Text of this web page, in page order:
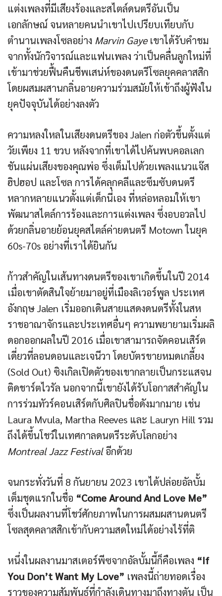
แต่งเพลงที่มีเสียงร้องและสไตล์ดนตรีอันเป็น
เอกลักษณ์ จนหลายคนนำเขาไปเปรียบเทียบกับ
ตำนานเพลงโซลอย่าง Marvin Gayeเขาได้รับคำชม
จากทั้งนักวิจารณ์และแฟนเพลง ว่าเป็นคลื่นลูกใหม่ที่
เข้ามาช่วยฟื้นคืนชีพเสน่ห์ของดนตรีโซลยุคคลาสสิก
โดยผสมผสานกลิ่นอายความร่วมสมัยให้เข้าถึงผู้ฟังใน
ยุคปัจจุบันได้อย่างลงตัว
ความหลงใหลในเสียงดนตรีของ Jalen ก่อตัวขึ้นตั้งแต่
วัยเพียง 11 ขวบ หลังจากที่เขาได้ไปค้นพบคอลเลก
ชันแผ่นเสียงของคุณพ่อ ซึ่งเต็มไปด้วยเพลงแนวแจ๊ส
ฮิปฮอป และโซล การได้คลุกคลีและซึมซับดนตรี
หลากหลายแนวตั้งแต่เด็กนี่เอง ที่หล่อหลอมให้เขา
พัฒนาสไตล์การร้องและการแต่งเพลง ซึ่งอบอวลไป
ด้วยกลิ่นอายย้อนยุคสไตล์ค่ายดนตรี Motown ในยุค
60s-70s อย่างที่เราได้ยินกัน
ก้าวสำคัญในเส้นทางดนตรีของเขาเกิดขึ้นในปี 2014
เมื่อเขาตัดสินใจย้ายมาอยู่ที่เมืองลิเวอร์พูล ประเทศ
อังกฤษ Jalen เริ่มออกเดินสายแสดงดนตรีทั้งในสห
ราชอาณาจักรและประเทศอื่นๆ ความพยายามเริ่มผลิ
ดอกออกผลในปี 2016 เมื่อเขาสามารถจัดคอนเสิร์ต
เดี่ยวที่ลอนดอนและเจนีวา โดยบัตรขายหมดเกลี้ยง
(Sold Out) ซิงเกิลเปิดตัวของเขากลายเป็นกระแสจน
ติดชาร์ตไวรัล นอกจากนี้เขายังได้รับโอกาสสำคัญใน
การร่วมทัวร์คอนเสิร์ตกับศิลปินชื่อดังมากมาย เช่น
Laura Mvula, Martha Reeves และ Lauryn Hill รวม
ถึงได้ขึ้นโชว์ในเทศกาลดนตรีระดับโลกอย่าง
Montreal Jazz Festivalอีกด้วย
จนกระทั่งวันที่ 8 กันยายน 2023 เขาได้ปล่อยอัลบั้ม
เต็มชุดแรกในชื่อ “Come Around And Love Me”
ซึ่งเป็นผลงานที่โชว์ศักยภาพในการผสมผสานดนตรี
โซลสุดคลาสสิกเข้ากับความสดใหม่ได้อย่างไร้ที่ติ
หนึ่งในผลงานมาสเตอร์พีซจากอัลบั้มนี้ก็คือเพลง “If
You Don’t Want My Love” เพลงนี้ถ่ายทอดเรื่อง
ราวของความสัมพันธ์ที่กำลังเดินทางมาถึงทางตัน เป็น